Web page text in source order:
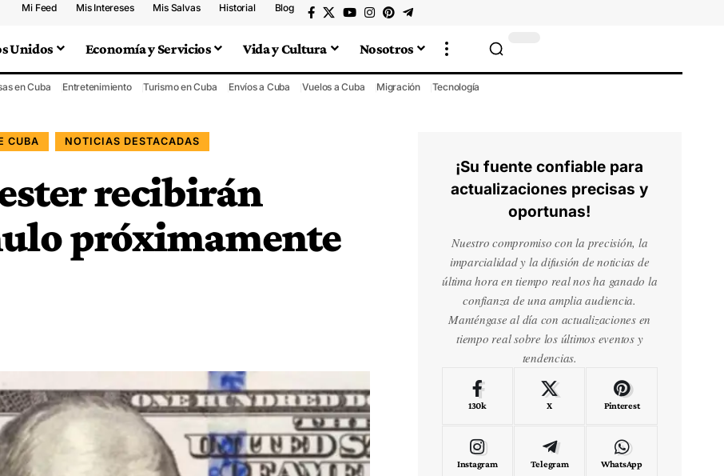
Mi Feed Mis Intereses Mis Salvas Historial Blog
Unidos Economía y Servicios Vida y Cultura Nosotros
en Cuba Entretenimiento Turismo en Cuba Envíos a Cuba Vuelos a Cuba Migración Tecnología
CUBA NOTICIAS DESTACADAS
recibirán
próximamente
¡Su fuente confiable para
actualizaciones precisas y
oportunas!
Nuestro compromiso con la precisión, la
imparcialidad y la difusión de noticias de
última hora en tiempo real nos ha ganado la
confianza de una amplia audiencia.
Manténgase al día con actualizaciones en
tiempo real sobre los últimos eventos y
tendencias.
130k X Pinterest
Instagram Telegram WhatsApp